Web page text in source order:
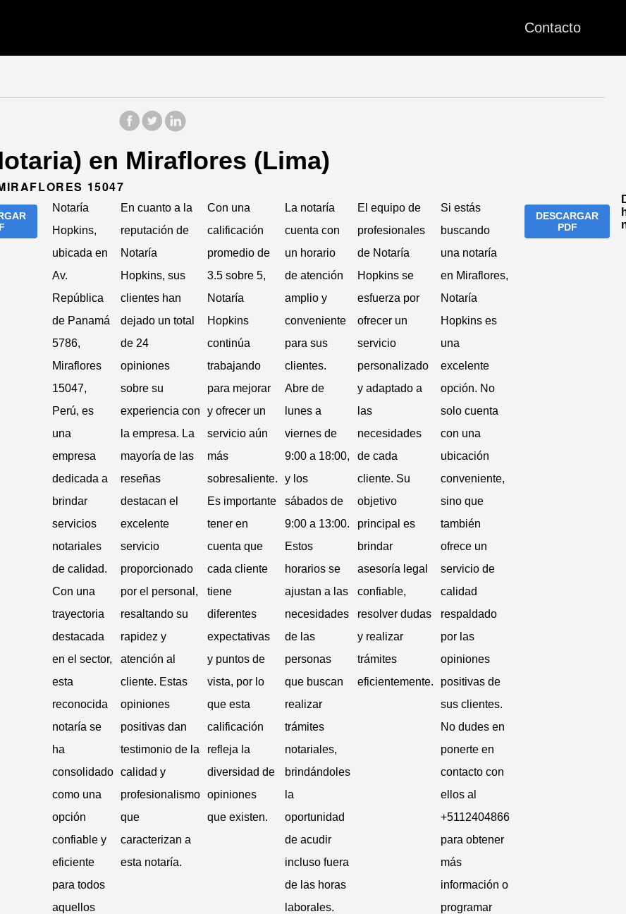
Contacto
en Miraflores (Lima)
15047
Notaría
Hopkins,
ubicada en
Av.
República
de Panamá
5786,
Miraflores
15047,
Perú, es
una
empresa
dedicada a
brindar
servicios
notariales
de calidad.
Con una
trayectoria
destacada
en el sector,
esta
reconocida
notaría se
ha
consolidado
como una
opción
confiable y
eficiente
para todos
aquellos
En cuanto a la
reputación de
Notaría
Hopkins, sus
clientes han
dejado un total
de 24
opiniones
sobre su
experiencia con
la empresa. La
mayoría de las
reseñas
destacan el
excelente
servicio
proporcionado
por el personal,
resaltando su
rapidez y
atención al
cliente. Estas
opiniones
positivas dan
testimonio de la
calidad y
profesionalismo
que
caracterizan a
esta notaría.
Con una
calificación
promedio de
3.5 sobre 5,
Notaría
Hopkins
continúa
trabajando
para mejorar
y ofrecer un
servicio aún
más
sobresaliente.
Es importante
tener en
cuenta que
cada cliente
tiene
diferentes
expectativas
y puntos de
vista, por lo
que esta
calificación
refleja la
diversidad de
opiniones
que existen.
La notaría
cuenta con
un horario
de atención
amplio y
conveniente
para sus
clientes.
Abre de
lunes a
viernes de
9:00 a 18:00,
y los
sábados de
9:00 a 13:00.
Estos
horarios se
ajustan a las
necesidades
de las
personas
que buscan
realizar
trámites
notariales,
brindándoles
la
oportunidad
de acudir
incluso fuera
de las horas
laborales.
El equipo de
profesionales
de Notaría
Hopkins se
esfuerza por
ofrecer un
servicio
personalizado
y adaptado a
las
necesidades
de cada
cliente. Su
objetivo
principal es
brindar
asesoría legal
confiable,
resolver dudas
y realizar
trámites
eficientemente.
Si estás
buscando
una notaría
en Miraflores,
Notaría
Hopkins es
una
excelente
opción. No
solo cuenta
con una
ubicación
conveniente,
sino que
también
ofrece un
servicio de
calidad
respaldado
por las
opiniones
positivas de
sus clientes.
No dudes en
ponerte en
contacto con
ellos al
+5112404866
para obtener
más
información o
programar
DESCARGAR
PDF